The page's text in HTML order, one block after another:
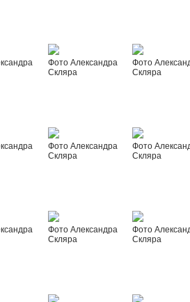
Фото Александра
Скляра
Фото
Скляра
Фото Александра
Скляра
Фото
Скляра
Фото Александра
Скляра
Фото
Скляра